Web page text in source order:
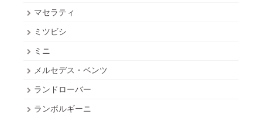
マセラティ
ミツビシ
ミニ
メルセデス・ベンツ
ランドローバー
ランボルギーニ